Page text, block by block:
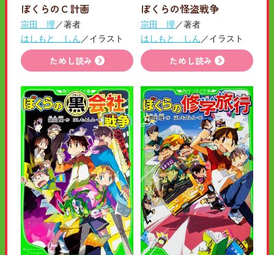
ぼくらのＣ計画
宗田 理 ／著者
はしもと しん ／イラスト
ためし読み
ぼくらの怪盗戦争
宗田 理／著者
はしもと しん／イラスト
ためし読み